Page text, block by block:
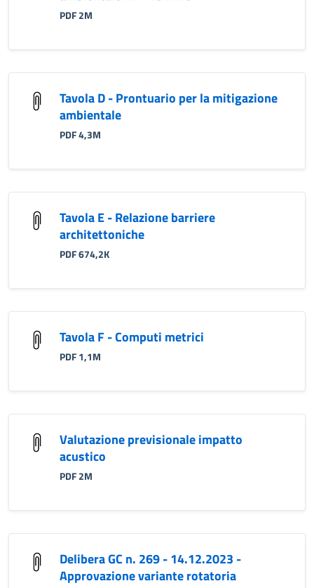
PDF 2M
Tavola D - Prontuario per la mitigazione
ambientale
PDF 4,3M
Tavola E - Relazione barriere
architettoniche
PDF 674,2K
Tavola F - Computi metrici
PDF 1,1M
Valutazione previsionale impatto
acustico
PDF 2M
Delibera GC n. 269 - 14.12.2023 -
Approvazione variante rotatoria